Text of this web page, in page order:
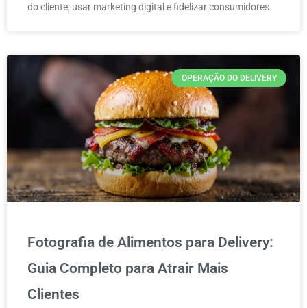
do cliente, usar marketing digital e fidelizar consumidores.
OPERAÇÃO DO DELIVERY
Fotografia de Alimentos para Delivery:
Guia Completo para Atrair Mais
Clientes